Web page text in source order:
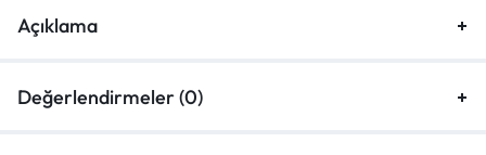
Açıklama
Değerlendirmeler (0)